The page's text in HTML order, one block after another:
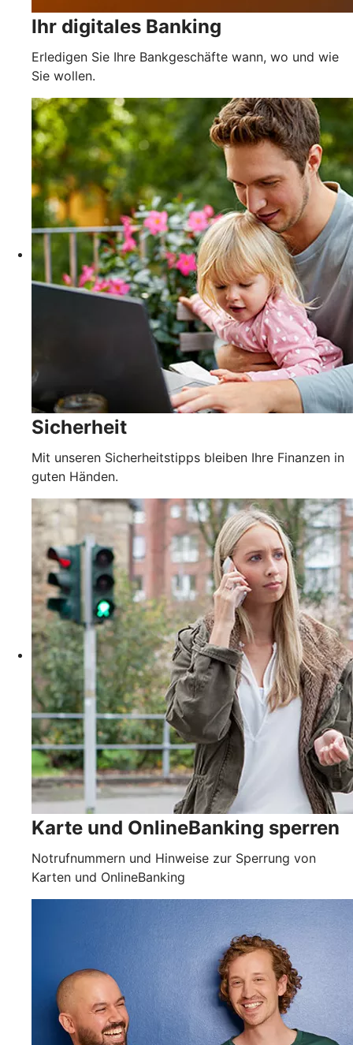
Ihr digitales Banking
Erledigen Sie Ihre Bankgeschäfte wann, wo und wie
Sie wollen.
Sicherheit
Mit unseren Sicherheitstipps bleiben Ihre Finanzen in
guten Händen.
Karte und OnlineBanking sperren
Notrufnummern und Hinweise zur Sperrung von
Karten und OnlineBanking